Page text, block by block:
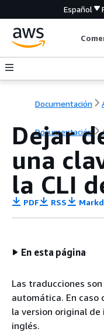
Español
Documentación
Documentación
Dejar
una
la CLI
PDF RSS
En esta página
Las traducciones
automática. En
la version original de
inglés.